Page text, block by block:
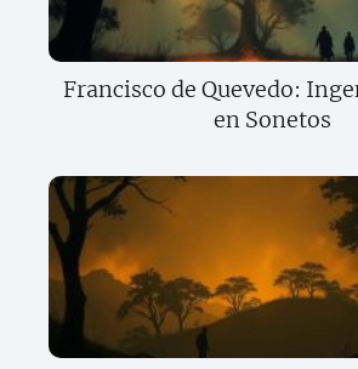
Francisco de Quevedo:
en Sonetos